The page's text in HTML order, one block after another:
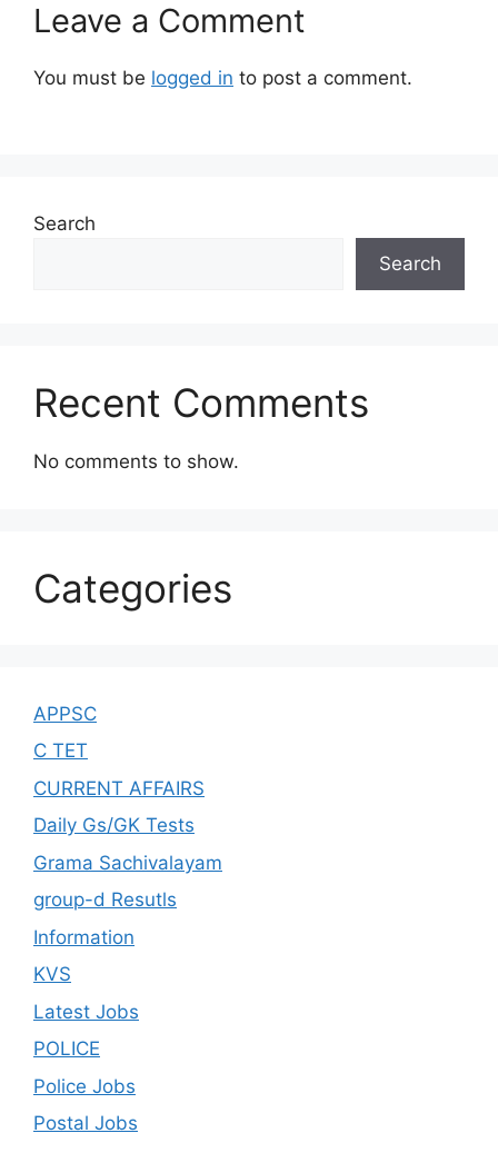
Leave a Comment
You must be logged in to post a comment.
Search
Search
Recent Comments
No comments to show.
Categories
APPSC
C TET
CURRENT AFFAIRS
Daily Gs/GK Tests
Grama Sachivalayam
group-d Resutls
Information
KVS
Latest Jobs
POLICE
Police Jobs
Postal Jobs